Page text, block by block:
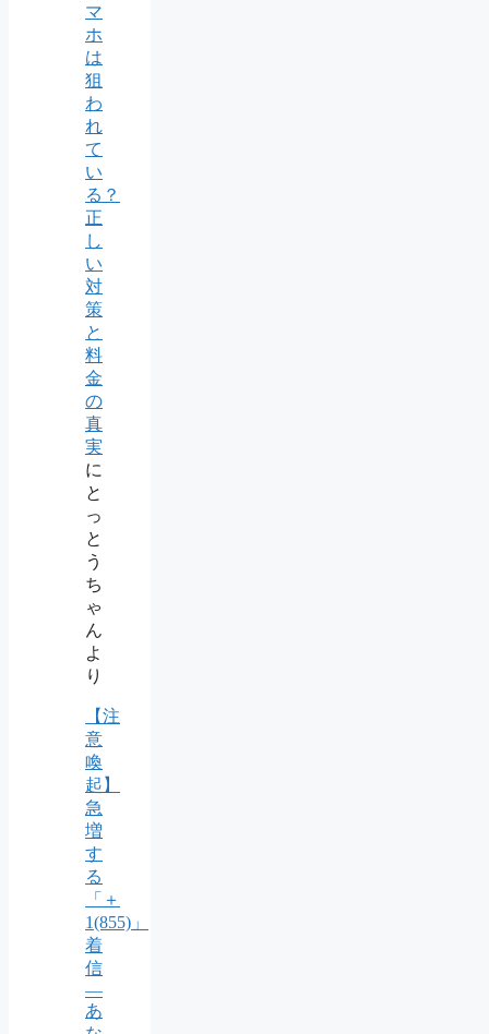
マ
ホ
は
狙
わ
れ
て
い
る？
正
し
い
対
策
と
料
金
の
真
実
に
と
っ
と
う
ち
ゃ
ん
よ
り
【注
意
喚
起】
急
増
す
る
「＋
1(855)」
着
信
―
あ